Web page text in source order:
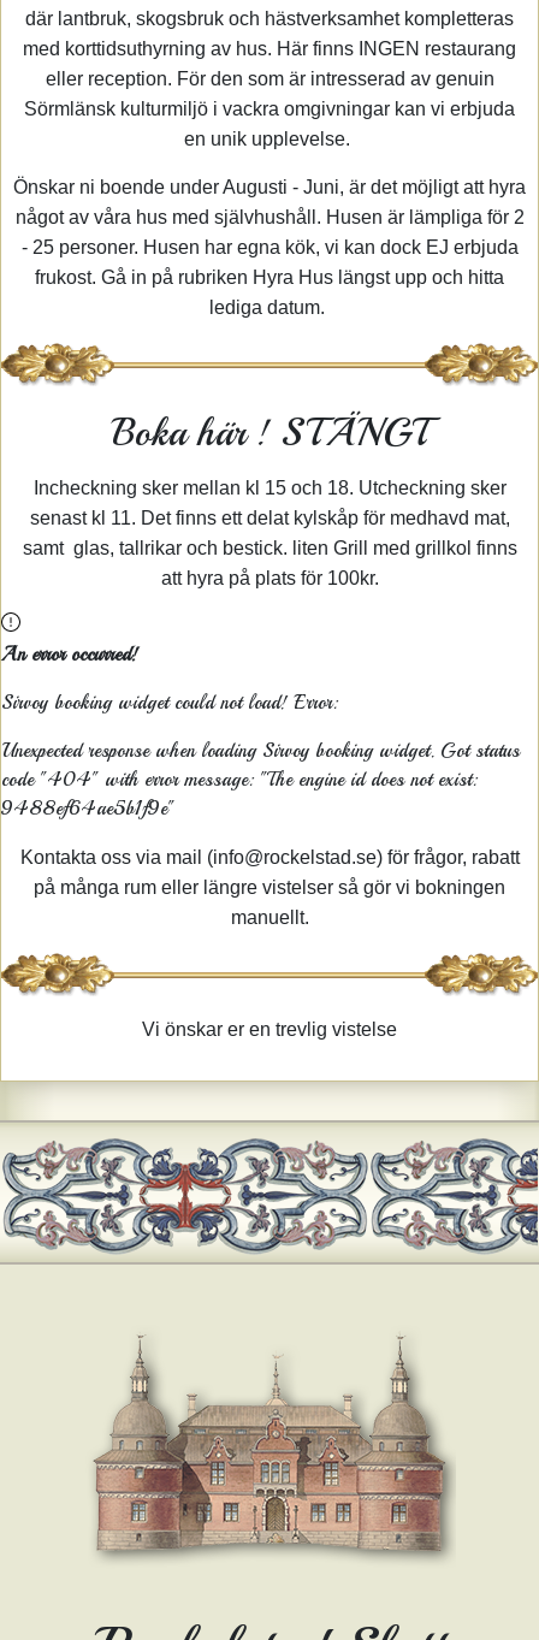
där lantbruk, skogsbruk och hästverksamhet kompletteras
med korttidsuthyrning av hus. Här finns INGEN restaurang
eller reception. För den som är intresserad av genuin
Sörmlänsk kulturmiljö i vackra omgivningar kan vi erbjuda
en unik upplevelse.
Önskar ni boende under Augusti - Juni, är det möjligt att hyra
något av våra hus med självhushåll. Husen är lämpliga för 2
- 25 personer. Husen har egna kök, vi kan dock EJ erbjuda
frukost. Gå in på rubriken Hyra Hus längst upp och hitta
lediga datum.
Boka här ! STÄNGT
Incheckning sker mellan kl 15 och 18. Utcheckning sker
senast kl 11. Det finns ett delat kylskåp för medhavd mat,
samt glas, tallrikar och bestick. liten Grill med grillkol finns
att hyra på plats för 100kr.
An error occurred!
Sirvoy booking widget could not load! Error:
Unexpected response when loading Sirvoy booking widget. Got status
code "404" with error message: "The engine id does not exist:
9488ef64ae5b1f9e"
Kontakta oss via mail (info@rockelstad.se) för frågor, rabatt
på många rum eller längre vistelser så gör vi bokningen
manuellt.
Vi önskar er en trevlig vistelse